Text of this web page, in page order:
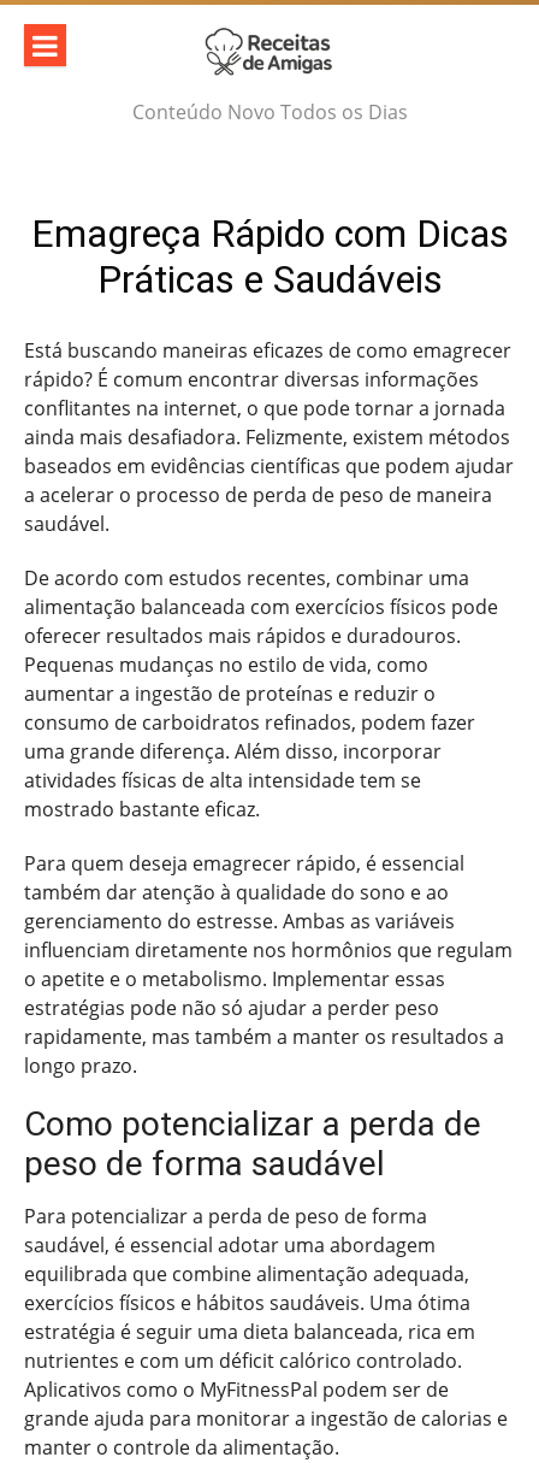
Skip
content
Conteúdo Novo Todos os Dias
Emagreça Rápido com Dicas
Práticas e Saudáveis
Está buscando maneiras eficazes de como emagrecer
rápido? É comum encontrar diversas informações
conflitantes na internet, o que pode tornar a jornada
ainda mais desafiadora. Felizmente, existem métodos
baseados em evidências científicas que podem ajudar
a acelerar o processo de perda de peso de maneira
saudável.
De acordo com estudos recentes, combinar uma
alimentação balanceada com exercícios físicos pode
oferecer resultados mais rápidos e duradouros.
Pequenas mudanças no estilo de vida, como
aumentar a ingestão de proteínas e reduzir o
consumo de carboidratos refinados, podem fazer
uma grande diferença. Além disso, incorporar
atividades físicas de alta intensidade tem se
mostrado bastante eficaz.
Para quem deseja emagrecer rápido, é essencial
também dar atenção à qualidade do sono e ao
gerenciamento do estresse. Ambas as variáveis
influenciam diretamente nos hormônios que regulam
o apetite e o metabolismo. Implementar essas
estratégias pode não só ajudar a perder peso
rapidamente, mas também a manter os resultados a
longo prazo.
Como potencializar a perda de
peso de forma saudável
Para potencializar a perda de peso de forma
saudável, é essencial adotar uma abordagem
equilibrada que combine alimentação adequada,
exercícios físicos e hábitos saudáveis. Uma ótima
estratégia é seguir uma dieta balanceada, rica em
nutrientes e com um déficit calórico controlado.
Aplicativos como o MyFitnessPal podem ser de
grande ajuda para monitorar a ingestão de calorias e
manter o controle da alimentação.